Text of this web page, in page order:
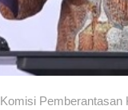
Komisi Pemberantasan